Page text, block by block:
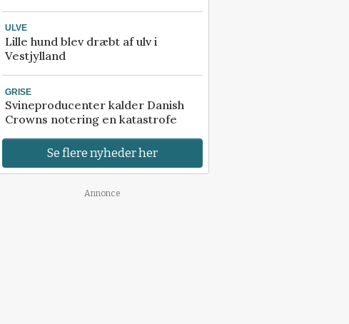
ULVE
Lille hund blev dræbt af ulv i
Vestjylland
GRISE
Svineproducenter kalder Danish
Crowns notering en katastrofe
Se flere nyheder her
Annonce